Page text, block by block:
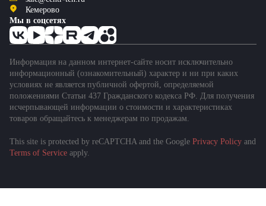
Кемерово
Мы в соцсетях
Информация на данном интернет-сайте носит исключительно
информационный (ознакомительный) характер и ни при каких
условиях не является публичной офертой, определяемой
положениями Статьи 437 Гражданского кодекса РФ. Для получения
исчерпывающей информации о стоимости и характеристиках
товаров обращайтесь к менеджерам по продажам.
This site is protected by reCAPTCHA and the Google Privacy Policy and
Terms of Service apply.